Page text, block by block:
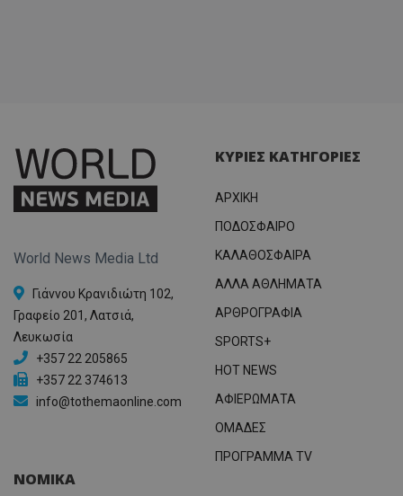
World News Media Ltd
Γιάννου Κρανιδιώτη 102,
Γραφείο 201, Λατσιά,
Λευκωσία
+357 22 205865
+357 22 374613
info@tothemaonline.com
ΚΥΡΙΕΣ ΚΑΤΗΓΟΡΙΕΣ
ΑΡΧΙΚΗ
ΠΟΔΟΣΦΑΙΡΟ
ΚΑΛΑΘΟΣΦΑΙΡΑ
ΑΛΛΑ ΑΘΛΗΜΑΤΑ
ΑΡΘΡΟΓΡΑΦΙΑ
SPORTS+
HOT NEWS
ΑΦΙΕΡΩΜΑΤΑ
ΟΜΑΔΕΣ
ΠΡΟΓΡΑΜΜΑ TV
ΝΟΜΙΚΑ